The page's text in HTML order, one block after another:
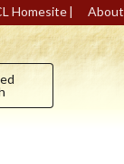
Homesite|